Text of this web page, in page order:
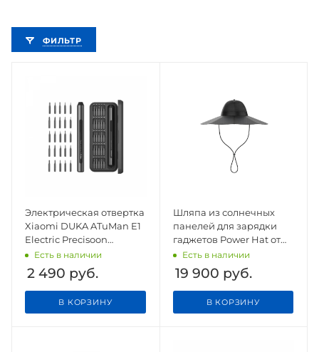
ФИЛЬТР
Электрическая отвертка
Xiaomi DUKA ATuMan E1
Electric Precisoon
Screwdriver Set
Есть в наличии
2 490 руб.
В КОРЗИНУ
Шляпа из солнечных
панелей для зарядки
гаджетов Power Hat от
EcoFlow
Есть в наличии
19 900 руб.
В КОРЗИНУ